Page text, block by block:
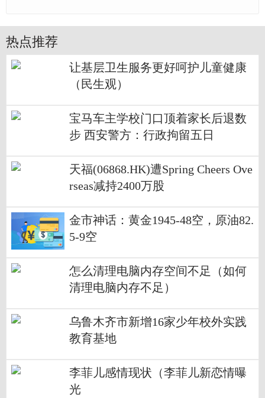
热点推荐
让基层卫生服务更好呵护儿童健康
（民生观）
宝马车主学校门口顶着家长后退数
步 西安警方：行政拘留五日
天福(06868.HK)遭Spring Cheers Ove
rseas减持2400万股
金市神话：黄金1945-48空，原油82.
5-9空
怎么清理电脑内存空间不足（如何
清理电脑内存不足）
乌鲁木齐市新增16家少年校外实践
教育基地
李菲儿感情现状（李菲儿新恋情曝
光